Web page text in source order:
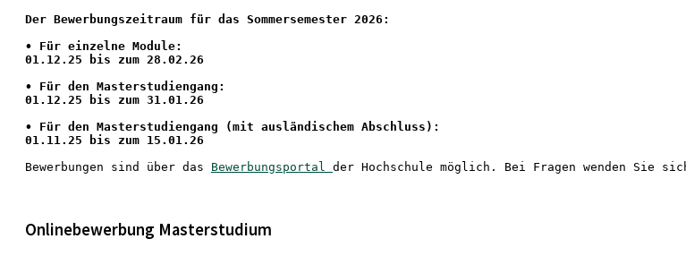
Der Bewerbungszeitraum für das Sommersemester 2026:
• Für einzelne Module:
01.12.25 bis zum 28.02.26
• Für den Masterstudiengang:
01.12.25 bis zum 31.01.26
• Für den Masterstudiengang (mit ausländischem Abschluss):
01.11.25 bis zum 15.01.26
Bewerbungen sind über das Bewerbungsportal der Hochschule möglich. Bei Fragen wenden Sie
Onlinebewerbung Masterstudium